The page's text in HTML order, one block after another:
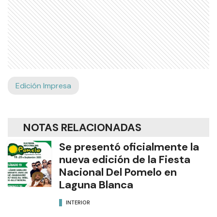
Edición Impresa
NOTAS RELACIONADAS
Se presentó oficialmente la
nueva edición de la Fiesta
Nacional Del Pomelo en
Laguna Blanca
INTERIOR